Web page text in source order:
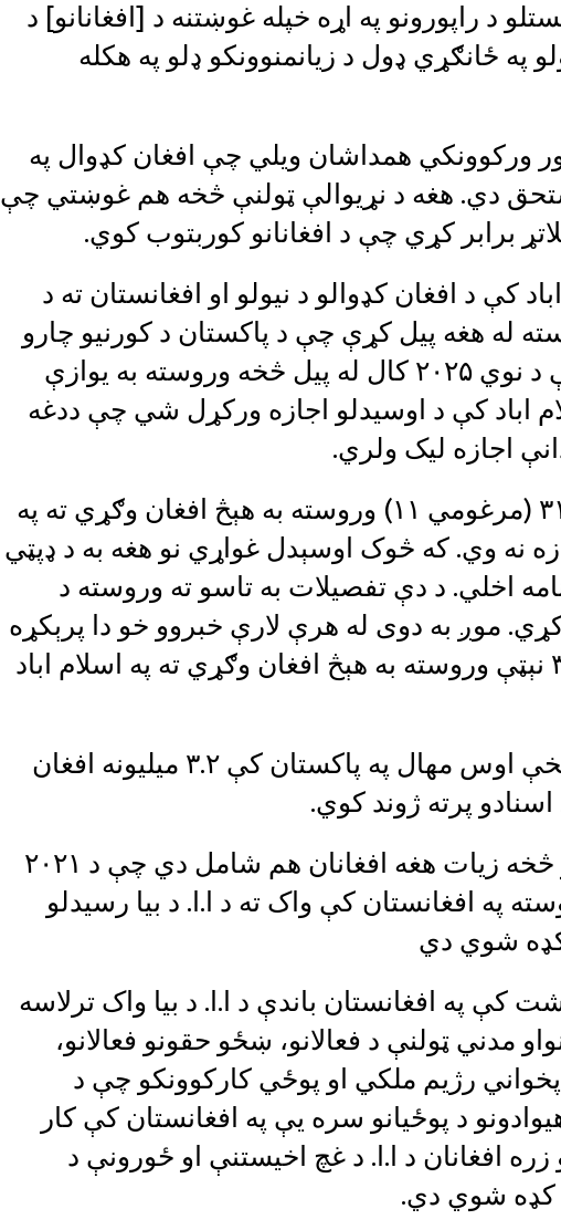
د راپورونو په اړه خپله غوښتنه د [افغانانو] د
په ځانګړي ډول د زیانمنوونکو ډلو په هکله
ورکوونکي همداشان ویلي چې افغان کډوال په
دي. هغه د نړیوالې ټولنې څخه هم غوښتي چې
برابر کړي چې د افغانانو کوربتوب کوي.
کې د افغان کډوالو د نیولو او افغانستان ته د
له هغه پیل کړې چې د پاکستان د کورنیو چارو
وزیر محسن نقوي وویل چې د نوي ۲۰۲۵ کال له پیل څخه وروسته به یوازې
اباد کې د اوسیدلو اجازه ورکړل شي چې ددغه
اجازه لیک ولري.
هغه ویلي وو: “د ډسمبر تر ۳۱ (مرغومي ۱۱) وروسته به هېڅ افغان وګړي ته په
نه وي. که څوک اوسېدل غواړي نو هغه به د ډپټي
اخلي. د دې تفصيلات به تاسو ته وروسته د
موږ به دوی له هرې لارې خبروو خو دا پرېکړه
شوې ده چې د ډسمبر تر ۳۱ نېټې وروسته به هېڅ افغان وګړي ته په اسلام اباد
د ملګرو ملتونو د راپور له مخې اوس مهال په پاکستان کې ۳.۲ میلیونه افغان
پرته ژوند کوي.
په دې شمیر کې له۶۰۰ زرو څخه زیات هغه افغانان هم شامل دي چې د ۲۰۲۱
په افغانستان کې واک ته د ا.ا. د بیا رسیدلو
ګډه شوي دي
کې په افغانستان باندې د ا.ا. د بیا واک ترلاسه
مدني ټولنې د فعالانو، ښځو حقونو فعالانو،
پخواني رژیم ملکي او پوځي کارکوونکو چې د
د پوځیانو سره یې په افغانستان کې کار
افغانان د ا.ا. د غچ اخیستنې او ځورونې د
کډه شوي دي.